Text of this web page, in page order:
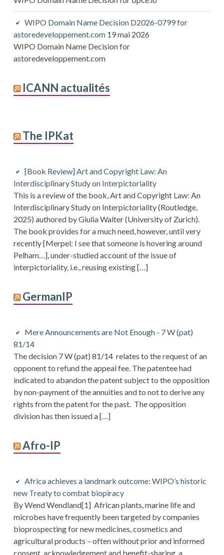
WIPO Domain Name Decision D2026-0799 for
astoredeveloppement.com 19 mai 2026
WIPO Domain Name Decision for
astoredeveloppement.com
ICANN actualités
The IPKat
[Book Review] Art and Copyright Law: An
Interdisciplinary Study on Interpictoriality
This is a review of the book, Art and Copyright Law: An
Interdisciplinary Study on Interpictoriality (Routledge,
2025) authored by Giulia Walter (University of Zurich).
The book provides for a much need, however, until very
recently [Merpel: I see that someone is hovering around
Pelham…], under-studied account of the issue of
interpictoriality, i.e., reusing existing […]
GermanIP
Mere Announcements are Not Enough - 7 W (pat)
81/14
The decision 7 W (pat) 81/14 relates to the request of an
opponent to refund the appeal fee. The patentee had
indicated to abandon the patent subject to the opposition
by non-payment of the annuities and to not to derive any
rights from the patent for the past. The opposition
division has then issued a […]
Afro-IP
Africa achieves a landmark outcome: WIPO’s historic
new Treaty to combat biopiracy
By Wend Wendland[1] African plants, marine life and
microbes have frequently been targeted by companies
bioprospecting for new medicines, cosmetics and
agricultural products – often without prior and informed
consent, acknowledgement and benefit-sharing, a